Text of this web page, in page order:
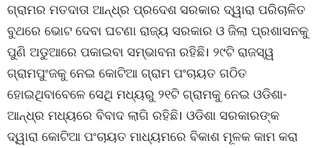
ଗ୍ରାମର ମତଦାତା ଆନ୍ଧ୍ର ପ୍ରଦେଶ ସରକାର ଦ୍ୱାରା ପରିଚାଳିତ
ବୁଥରେ ଭୋଟ ଦେବା ଘଟଣା ରାଜ୍ୟ ସରକାର ଓ ଜିଲା ପ୍ରଶାସନକୁ
ପୁଣି ଅଡୁଆରେ ପକାଇବା ସମ୍ଭାବନା ରହିଛି। ୨୯ଟି ରାଜସ୍ୱ
ଗ୍ରାମପୁଂଜକୁ ନେଇ କୋଟିଆ ଗ୍ରାମ ପଂଚାୟତ ଗଠିତ
ହୋଇଥିବାବେଳେ ସେଥି ମଧ୍ୟରୁ ୨୧ଟି ଗ୍ରାମକୁ ନେଇ ଓଡିଶା-
ଆନ୍ଧ୍ର ମଧ୍ୟରେ ବିବାଦ ଲାଗି ରହିଛି। ଓଡିଶା ସରକାରଙ୍କ
ଦ୍ୱାରା କୋଟିଆ ପଂଚାୟତ ମାଧ୍ୟମରେ ବିକାଶ ମୂଳକ କାମ କରା